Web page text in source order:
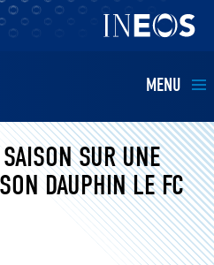
MENU
SUR UNE
DAUPHIN LE FC